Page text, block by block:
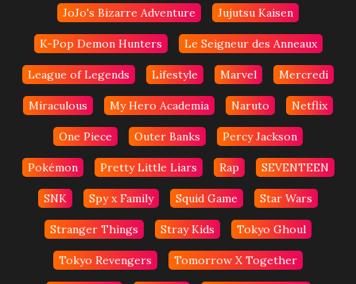
JoJo's Bizarre Adventure Jujutsu Kaisen
K-Pop Demon Hunters Le Seigneur des Anneaux
League of Legends Lifestyle Marvel Mercredi
Miraculous My Hero Academia Naruto Netflix
One Piece Outer Banks Percy Jackson
Pokémon Pretty Little Liars Rap SEVENTEEN
SNK Spy x Family Squid Game Star Wars
Stranger Things Stray Kids Tokyo Ghoul
Tokyo Revengers Tomorrow X Together